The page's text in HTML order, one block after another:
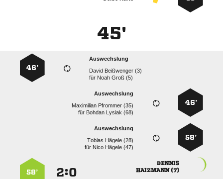
45'
Auswechslung
  
für   
46’
46’
Auswechslung
  
für   
58’
Auswechslung
  
für   

 
:
58’